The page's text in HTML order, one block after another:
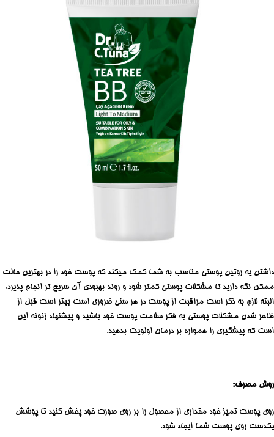
داشتن یه روتین پوستی مناسب به شما کمک میکند که پوست خود را در بهترین حالت
ممکن نگه دارید تا مشکلات پوستی کمتر شود و روند بهبودی آن سریع تر انجام پذیرد،
البته لازم به ذکر است مراقبت از پوست در هر سنی ضروری است بهتر است قبل از
ظاهر شدن مشکلات پوستی به فکر سلامت پوست خود باشید و پیشنهاد زنونه این
است که پیشگیری را همواره بر درمان اولویت بدهید.
روش مصرف:
روی پوست تمیز خود مقداری از محصول را بر روی صورت خود پخش کنید تا پوشش
یکدست روی پوست شما ایجاد شود.